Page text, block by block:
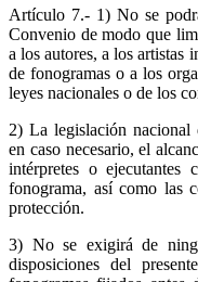
Artículo 7.- 1) No se
Convenio de modo que
a los autores, a los artistas
de fonogramas o a los
leyes nacionales o de los
2) La legislación nacional
en caso necesario, el
intérpretes o
fonograma, así como las
protección.
3) No se exigirá de
disposiciones del